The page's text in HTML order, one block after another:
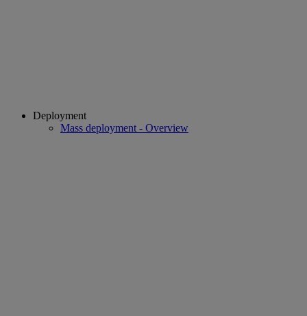
Deployment
Mass deployment - Overview